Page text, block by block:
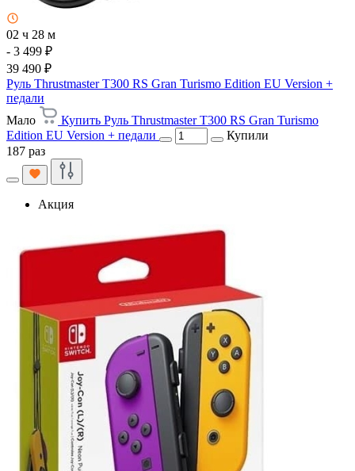
02 ч 28 м
- 3 499 ₽
39 490 ₽
Руль Thrustmaster T300 RS Gran Turismo Edition EU Version +
педали
Мало
Купить Руль Thrustmaster T300 RS Gran Turismo
Edition EU Version + педали
Купили
187 раз
Акция